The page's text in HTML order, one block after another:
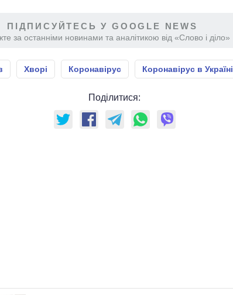
ПІДПИСУЙТЕСЬ У GOOGLE NEWS
за останніми новинами та аналітикою від «Слово і діло»
Хворі Коронавірус Коронавірус в Україні
Поділитися: